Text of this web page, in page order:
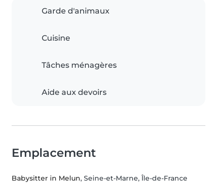
Garde d'animaux
Cuisine
Tâches ménagères
Aide aux devoirs
Emplacement
Babysitter in Melun, Seine-et-Marne, Île-de-France